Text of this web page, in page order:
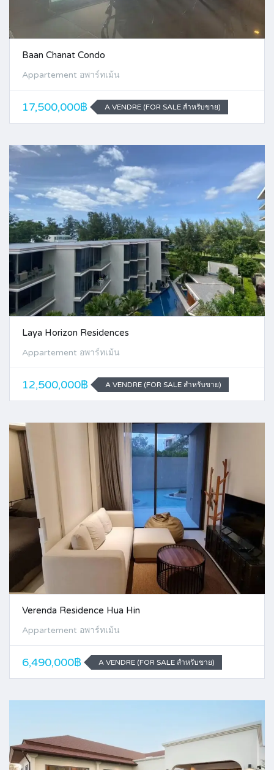
Baan Chanat Condo
Appartement อพาร์ทเม้น
17,500,000฿ A VENDRE (FOR SALE สำหรับขาย)
Laya Horizon Residences
Appartement อพาร์ทเม้น
12,500,000฿ A VENDRE (FOR SALE สำหรับขาย)
Verenda Residence Hua Hin
Appartement อพาร์ทเม้น
6,490,000฿ A VENDRE (FOR SALE สำหรับขาย)